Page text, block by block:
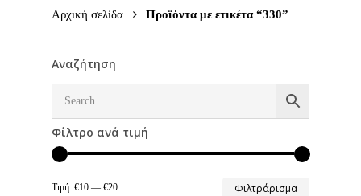
Αρχική σελίδα Προϊόντα με ετικέτα “330”
Αναζήτηση
Φίλτρο ανά τιμή
Φιλτράρισμα
Τιμή: €10 — €20